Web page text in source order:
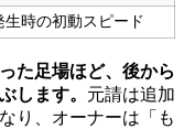
生時の初動スピード
た足場ほど、後から
します。 元請は追加
り、オーナーは「も